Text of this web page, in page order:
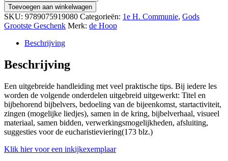
Toevoegen aan winkelwagen
SKU: 9789075919080 Categorieën: 1e H. Communie, Gods
Grootste Geschenk Merk: de Hoop
Beschrijving
Beschrijving
Een uitgebreide handleiding met veel praktische tips. Bij iedere les
worden de volgende onderdelen uitgebreid uitgewerkt: Titel en
bijbehorend bijbelvers, bedoeling van de bijeenkomst, startactiviteit,
zingen (mogelijke liedjes), samen in de kring, bijbelverhaal, visueel
materiaal, samen bidden, verwerkingsmogelijkheden, afsluiting,
suggesties voor de eucharistieviering(173 blz.)
Klik hier voor een inkijkexemplaar